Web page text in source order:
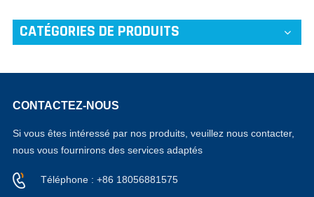
CATÉGORIES DE PRODUITS
CONTACTEZ-NOUS
Si vous êtes intéressé par nos produits, veuillez nous contacter,
nous vous fournirons des services adaptés
Téléphone : +86 18056881575